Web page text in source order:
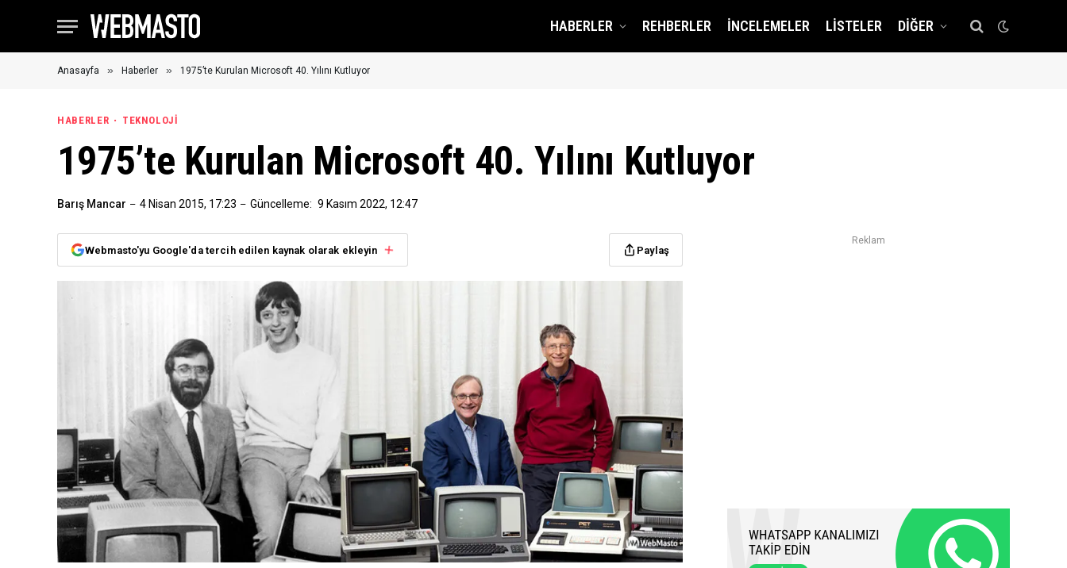
HABERLER REHBERLER İNCELEMELER LISTELER DIĞER
Anasayfa » Haberler » 1975’te Kurulan Microsoft 40. Yılını Kutluyor
HABERLER TEKNOLOJI
1975’te Kurulan Microsoft 40. Yılını Kutluyor
Barış Mancar 4 Nisan 2015, 17:23 Güncelleme: 9 Kasım 2022, 12:47
Webmasto'yu Google'da tercih edilen kaynak olarak ekleyin Paylaş
Reklam